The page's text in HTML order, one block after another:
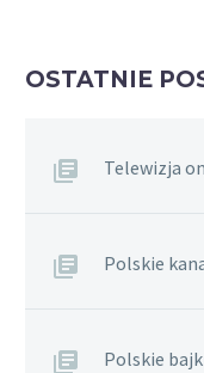
OSTATNIE
Telewizja
Polskie
Polskie